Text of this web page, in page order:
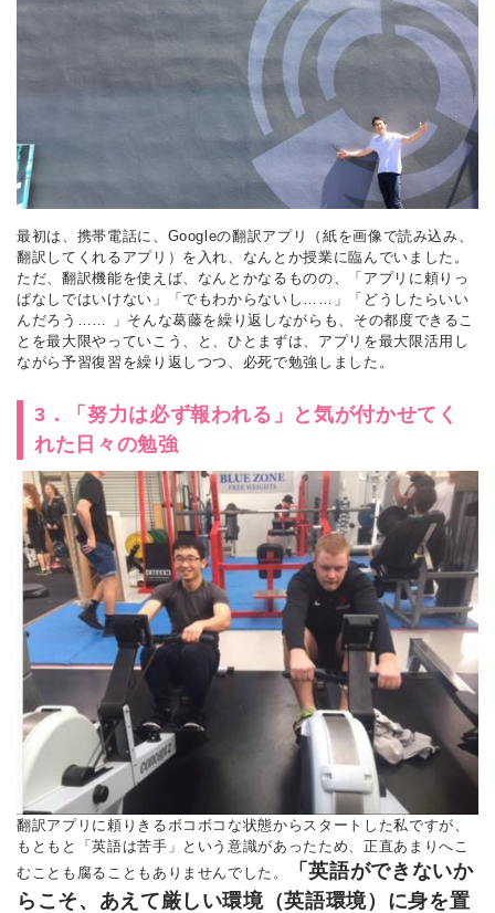
最初は、携帯電話に、Googleの翻訳アプリ（紙を画像で読み込み、
翻訳してくれるアプリ）を入れ、なんとか授業に臨んでいました。
ただ、翻訳機能を使えば、なんとかなるものの、「アプリに頼りっ
ぱなしではいけない」「でもわからないし……」「どうしたらいい
んだろう…… 」そんな葛藤を繰り返しながらも、その都度できるこ
とを最大限やっていこう、と、ひとまずは、アプリを最大限活用し
ながら予習復習を繰り返しつつ、必死で勉強しました。
3．「努力は必ず報われる」と気が付かせてく
れた日々の勉強
翻訳アプリに頼りきるボコボコな状態からスタートした私ですが、
もともと「英語は苦手」という意識があったため、正直あまりへこ
むことも腐ることもありませんでした。
「英語ができないか
らこそ、あえて厳しい環境（英語環境）に身を置